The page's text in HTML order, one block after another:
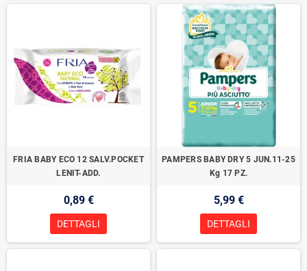
FRIA BABY ECO 12 SALV.POCKET
LENIT-ADD.
0,89 €
DETTAGLI
PAMPERS BABY DRY 5 JUN.11-25
Kg 17 PZ.
5,99 €
DETTAGLI